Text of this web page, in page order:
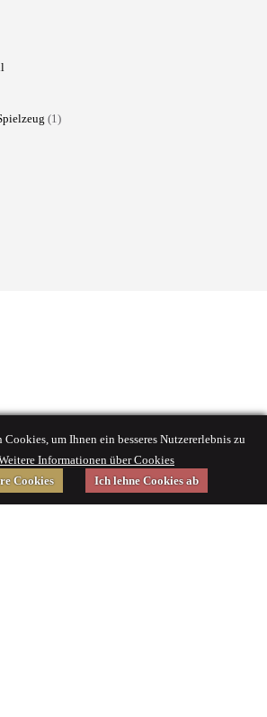
(1)
Cookies, um Ihnen ein besseres Nutzererlebnis zu
Informationen über Cookies
Cookies
Ich lehne Cookies ab